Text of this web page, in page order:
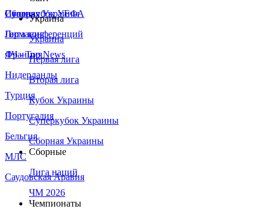
Сборная Украины
Италия
Германия
Франция
Нидерланды
Турция
Португалия
Бельгия
МЛС
Саудовская Аравия
Суперкубок УЕФА
Лига конференций
ЛЧ - Top News
Украина
Украина
Первая лига
Вторая лига
Кубок Украины
Суперкубок Украины
Сборная Украины
Сборные
Лига наций
ЧМ 2026
Чемпионаты